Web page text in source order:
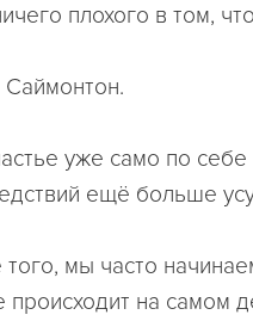
плохого в том,
Саймонтон.
уже само по
ещё больше
мы часто
происходит на самом